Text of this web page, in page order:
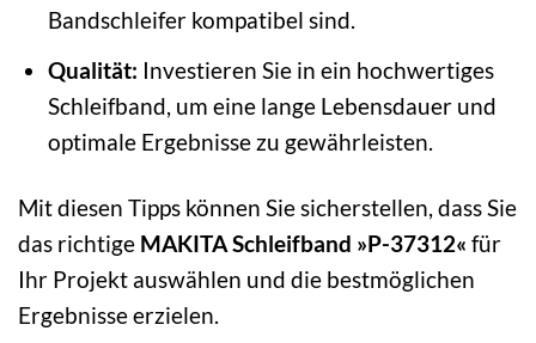
Bandschleifer kompatibel sind.
Qualität: Investieren Sie in ein hochwertiges
Schleifband, um eine lange Lebensdauer und
optimale Ergebnisse zu gewährleisten.
Mit diesen Tipps können Sie sicherstellen, dass Sie
das richtige MAKITA Schleifband »P-37312« für
Ihr Projekt auswählen und die bestmöglichen
Ergebnisse erzielen.